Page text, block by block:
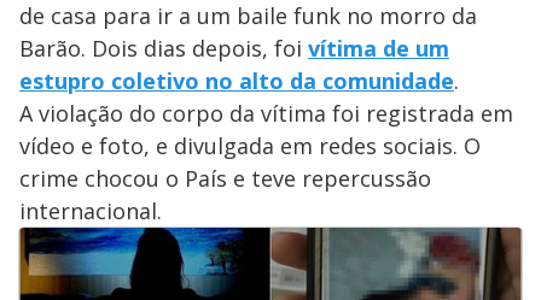
de casa para ir a um baile funk no morro da
Barão. Dois dias depois, foi vítima de um
estupro coletivo no alto da comunidade.
A violação do corpo da vítima foi registrada em
vídeo e foto, e divulgada em redes sociais. O
crime chocou o País e teve repercussão
internacional.